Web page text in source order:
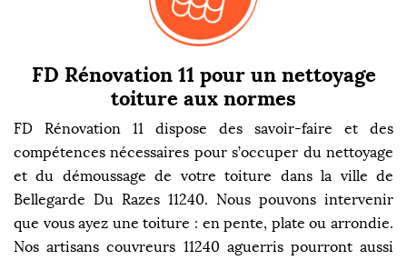
FD Rénovation 11 pour un nettoyage
toiture aux normes
FD Rénovation 11 dispose des savoir-faire et des
compétences nécessaires pour s’occuper du nettoyage
et du démoussage de votre toiture dans la ville de
Bellegarde Du Razes 11240. Nous pouvons intervenir
que vous ayez une toiture : en pente, plate ou arrondie.
Nos artisans couvreurs 11240 aguerris pourront aussi